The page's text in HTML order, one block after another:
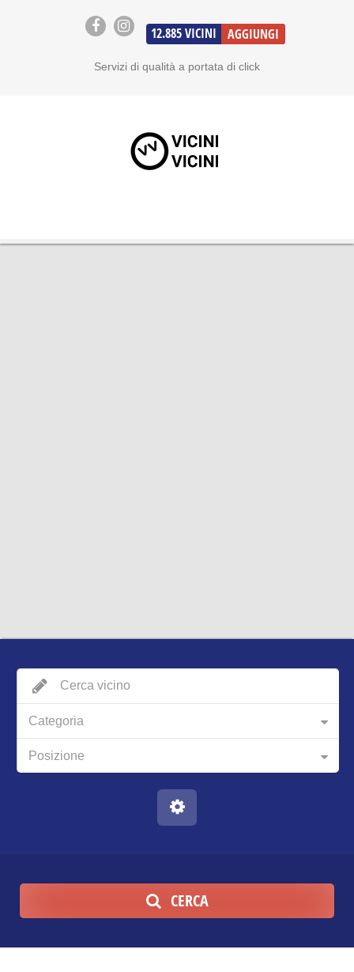
12.885 VICINI AGGIUNGI
Servizi di qualità a portata di click
Categoria
Posizione
CERCA